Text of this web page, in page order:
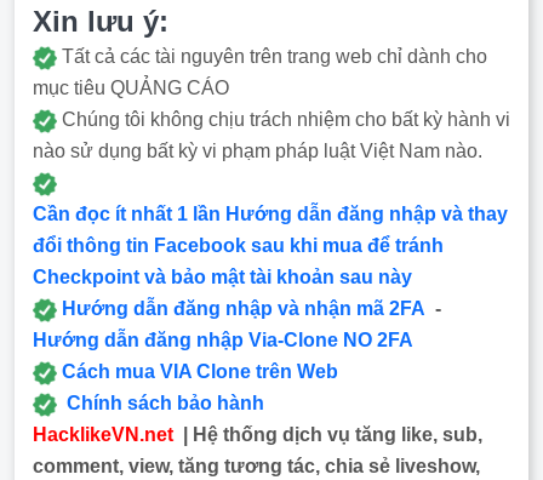
Xin lưu ý:
Tất cả các tài nguyên trên trang web chỉ dành cho
mục tiêu QUẢNG CÁO
Chúng tôi không chịu trách nhiệm cho bất kỳ hành vi
nào sử dụng bất kỳ vi phạm pháp luật Việt Nam nào.
Cần đọc ít nhất 1 lần Hướng dẫn đăng nhập và thay
đổi thông tin Facebook sau khi mua để tránh
Checkpoint và bảo mật tài khoản sau này
Hướng dẫn đăng nhập và nhận mã 2FA -
Hướng dẫn đăng nhập Via-Clone NO 2FA
Cách mua VIA Clone trên Web
Chính sách bảo hành
HacklikeVN.net | Hệ thống dịch vụ tăng like, sub,
comment, view, tăng tương tác, chia sẻ liveshow,